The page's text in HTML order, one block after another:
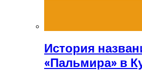
История
«Пальмира» в